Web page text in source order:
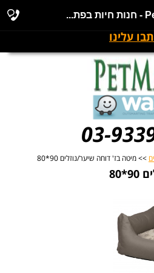
עלינו
03-
>> מיטה בז' דוחה שיער/נוזלים 90*80